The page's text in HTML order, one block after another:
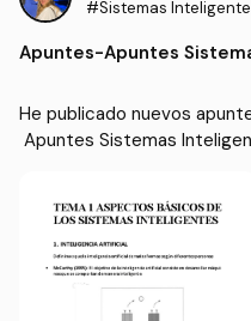
#Sistemas
Apuntes-Apuntes
He publicado nuevos
Apuntes Sistemas